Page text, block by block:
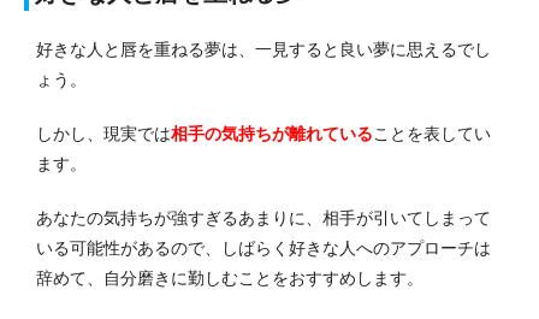
好きな人と唇を重ねる夢は、一見すると良い夢に思えるでし
ょう。
しかし、現実では相手の気持ちが離れていることを表してい
ます。
あなたの気持ちが強すぎるあまりに、相手が引いてしまって
いる可能性があるので、しばらく好きな人へのアプローチは
辞めて、自分磨きに勤しむことをおすすめします。